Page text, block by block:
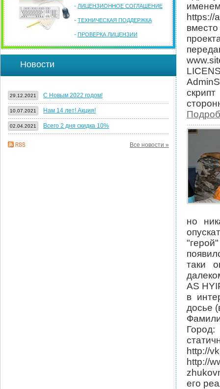
- ЛИЦЕНЗИОННОЕ СОГЛАШЕНИЕ
- ТЕХНИЧЕСКАЯ ПОДДЕРЖКА
- ПРОВЕРКА ЛИЦЕНЗИИ
Новости
29.12.2021 С Новым 2022 годом!
10.07.2021 Нам 14 лет! Акция!
02.04.2021 Всего 2 дня скидка 10%
Все новости »
но
таки
AS
в
досье
его